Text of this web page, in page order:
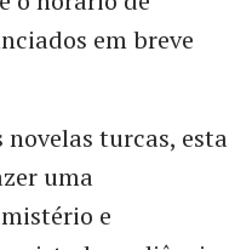
em breve
turcas, esta
uma
e